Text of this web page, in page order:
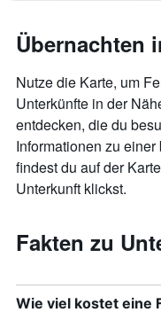
Achse,
die
den
durchschnittlichen
Zimmerpreis
anzeigt.
Übernachten
Nutze die Karte, um
Unterkünfte in der
entdecken, die du
Informationen zu
findest du auf der
Unterkunft klickst.
Fakten zu
Wie viel kostet eine